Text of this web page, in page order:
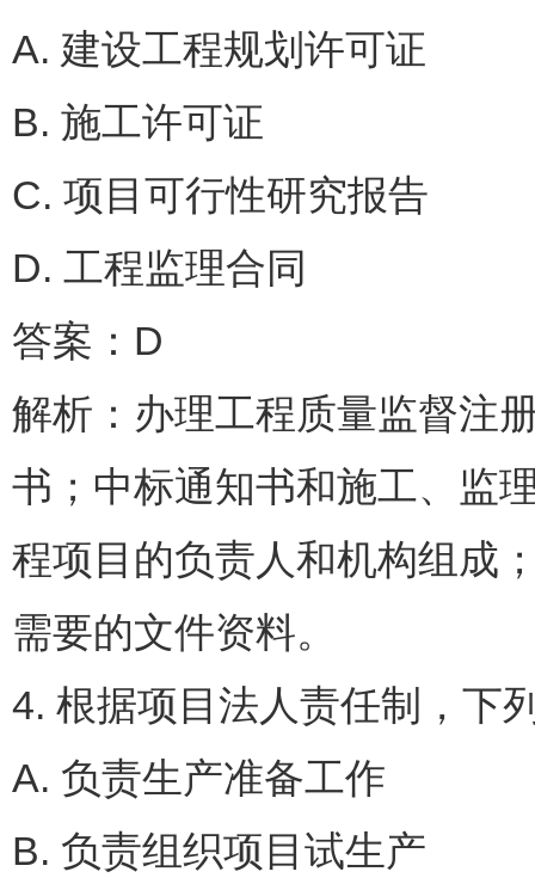
A. 建设工程规划许可证
B. 施工许可证
C. 项目可行性研究报告
D. 工程监理合同
答案：D
解析：办理工程质量监督注
书；中标通知书和施工、监
程项目的负责人和机构组成
需要的文件资料。
4. 根据项目法人责任制，下
A. 负责生产准备工作
B. 负责组织项目试生产